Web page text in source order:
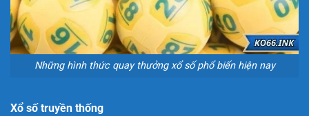
Những hình thức quay thưởng xổ số phổ biến hiện nay
Xổ số truyền thống